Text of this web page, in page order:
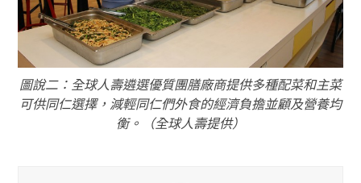
圖說二：全球人壽遴選優質團膳廠商提供多種配菜和主菜
可供同仁選擇，減輕同仁們外食的經濟負擔並顧及營養均
衡。（全球人壽提供）